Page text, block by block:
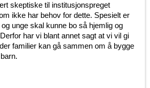
skeptiske til institusjonspreget
ikke har behov for dette. Spesielt er
unge skal kunne bo så hjemlig og
har vi blant annet sagt at vi vil gi
familier kan gå sammen om å bygge